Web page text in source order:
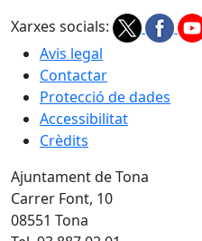
Xarxes socials:
Avis legal
Contactar
Protecció de dades
Accessibilitat
Crèdits
Ajuntament de Tona
Carrer Font, 10
08551 Tona